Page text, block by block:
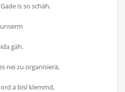
is so schäh,
gäh.
nei zu organisierä,
ä bisl klemmd,